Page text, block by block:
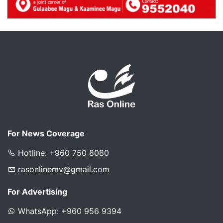
For News Coverage
Hotline: +960 750 8080
rasonlinemv@gmail.com
For Advertising
WhatsApp: +960 956 9394